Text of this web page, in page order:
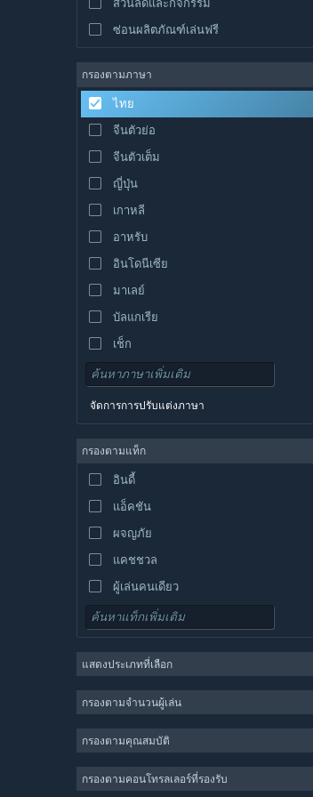
ซ่อนผลิตภัณฑ์เล่นฟรี
กรองตามภาษา
ไทย
จีนตัวย่อ
จีนตัวเต็ม
ญี่ปุ่น
เกาหลี
อาหรับ
อินโดนีเซีย
มาเลย์
บัลแกเรีย
เช็ก
เดนมาร์ก
สเปน
สเปน-ลาตินอเมริกา
กรีก
จัดการการปรับแต่งภาษา
กรองตามแท็ก
อินดี้
แอ็คชัน
ผจญภัย
แคชชวล
ผู้เล่นคนเดียว
จำลองสถานการณ์
กลยุทธ์
3 มิติ
แสดงประเภทที่เลือก
กรองตามจำนวนผู้เล่น
กรองตามคุณสมบัติ
กรองตามคอนโทรลเลอร์ที่รองรับ